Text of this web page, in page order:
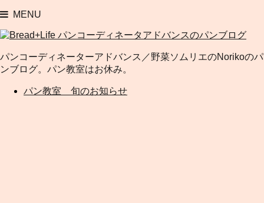
MENU
パンコーディネーターアドバンス／野菜ソムリエのNorikoのパ
ンブログ。パン教室はお休み。
パン教室 旬のお知らせ